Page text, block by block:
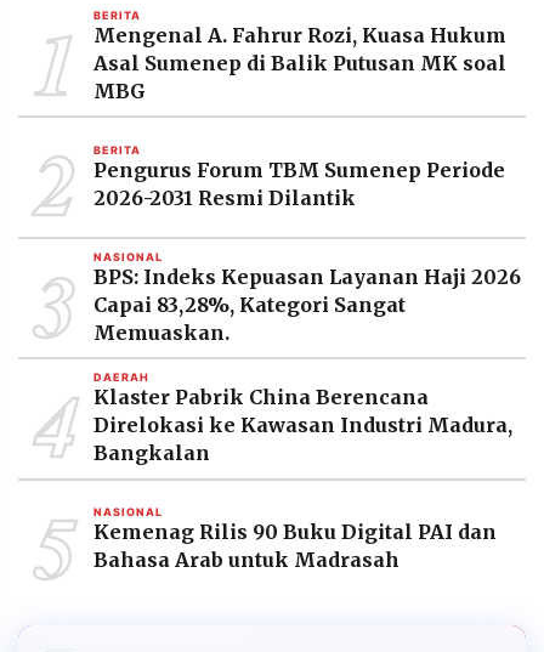
1 BERITA
Mengenal A. Fahrur Rozi, Kuasa Hukum
Asal Sumenep di Balik Putusan MK soal
MBG
2 BERITA
Pengurus Forum TBM Sumenep Periode
2026-2031 Resmi Dilantik
3 NASIONAL
BPS: Indeks Kepuasan Layanan Haji 2026
Capai 83,28%, Kategori Sangat
Memuaskan.
4 DAERAH
Klaster Pabrik China Berencana
Direlokasi ke Kawasan Industri Madura,
Bangkalan
5 NASIONAL
Kemenag Rilis 90 Buku Digital PAI dan
Bahasa Arab untuk Madrasah